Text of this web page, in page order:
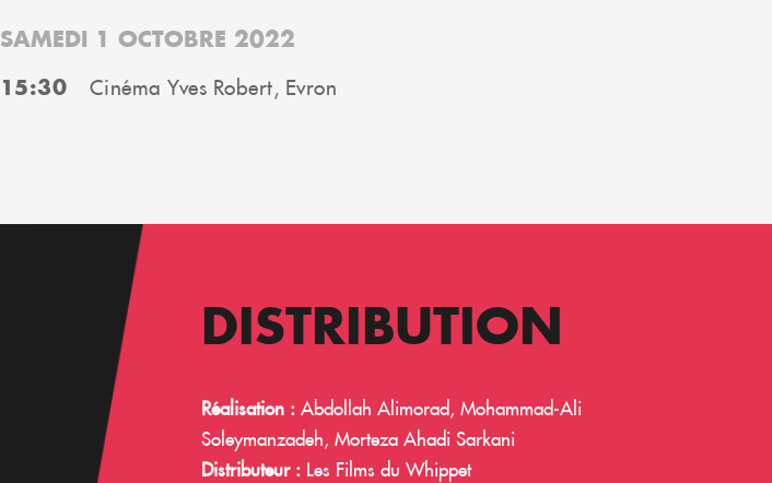
SAMEDI 1 OCTOBRE 2022
15:30 Cinéma Yves Robert, Evron
DISTRIBUTION
Réalisation : Abdollah Alimorad, Mohammad-Ali
Soleymanzadeh, Morteza Ahadi Sarkani
Distributeur : Les Films du Whippet